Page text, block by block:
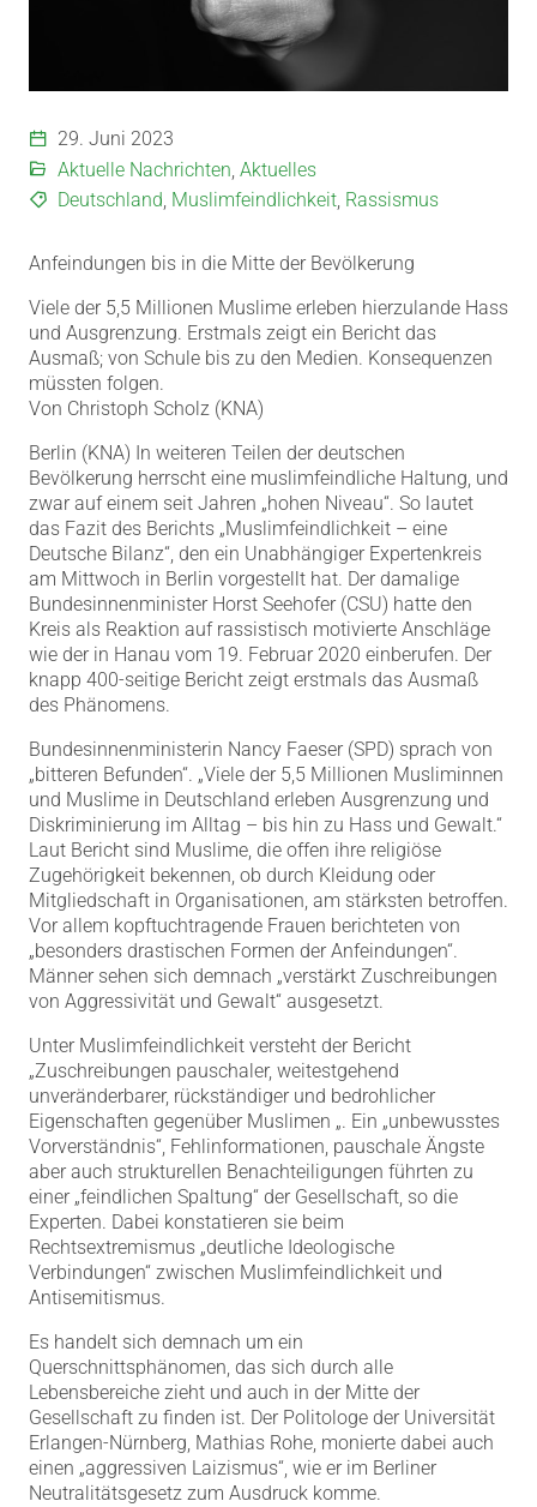
29. Juni 2023
Aktuelle Nachrichten Aktuelles
Deutschland, Muslimfeindlichkeit, Rassismus
Anfeindungen bis in die Mitte der Bevölkerung
Viele der 5,5 Millionen Muslime erleben hierzulande Hass
und Ausgrenzung. Erstmals zeigt ein Bericht das
Ausmaß; von Schule bis zu den Medien. Konsequenzen
müssten folgen.
Von Christoph Scholz (KNA)
Berlin (KNA) In weiteren Teilen der deutschen
Bevölkerung herrscht eine muslimfeindliche Haltung, und
zwar auf einem seit Jahren „hohen Niveau“. So lautet
das Fazit des Berichts „Muslimfeindlichkeit – eine
Deutsche Bilanz“, den ein Unabhängiger Expertenkreis
am Mittwoch in Berlin vorgestellt hat. Der damalige
Bundesinnenminister Horst Seehofer (CSU) hatte den
Kreis als Reaktion auf rassistisch motivierte Anschläge
wie der in Hanau vom 19. Februar 2020 einberufen. Der
knapp 400-seitige Bericht zeigt erstmals das Ausmaß
des Phänomens.
Bundesinnenministerin Nancy Faeser (SPD) sprach von
„bitteren Befunden“. „Viele der 5,5 Millionen Musliminnen
und Muslime in Deutschland erleben Ausgrenzung und
Diskriminierung im Alltag – bis hin zu Hass und Gewalt.“
Laut Bericht sind Muslime, die offen ihre religiöse
Zugehörigkeit bekennen, ob durch Kleidung oder
Mitgliedschaft in Organisationen, am stärksten betroffen.
Vor allem kopftuchtragende Frauen berichteten von
„besonders drastischen Formen der Anfeindungen“.
Männer sehen sich demnach „verstärkt Zuschreibungen
von Aggressivität und Gewalt“ ausgesetzt.
Unter Muslimfeindlichkeit versteht der Bericht
„Zuschreibungen pauschaler, weitestgehend
unveränderbarer, rückständiger und bedrohlicher
Eigenschaften gegenüber Muslimen „. Ein „unbewusstes
Vorverständnis“, Fehlinformationen, pauschale Ängste
aber auch strukturellen Benachteiligungen führten zu
einer „feindlichen Spaltung“ der Gesellschaft, so die
Experten. Dabei konstatieren sie beim
Rechtsextremismus „deutliche Ideologische
Verbindungen“ zwischen Muslimfeindlichkeit und
Antisemitismus.
Es handelt sich demnach um ein
Querschnittsphänomen, das sich durch alle
Lebensbereiche zieht und auch in der Mitte der
Gesellschaft zu finden ist. Der Politologe der Universität
Erlangen-Nürnberg, Mathias Rohe, monierte dabei auch
einen „aggressiven Laizismus“, wie er im Berliner
Neutralitätsgesetz zum Ausdruck komme.